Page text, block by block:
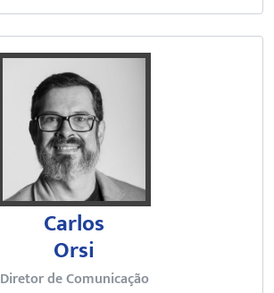
Carlos
Orsi
Diretor de Comunicação
Jornalista e escritor, editor-